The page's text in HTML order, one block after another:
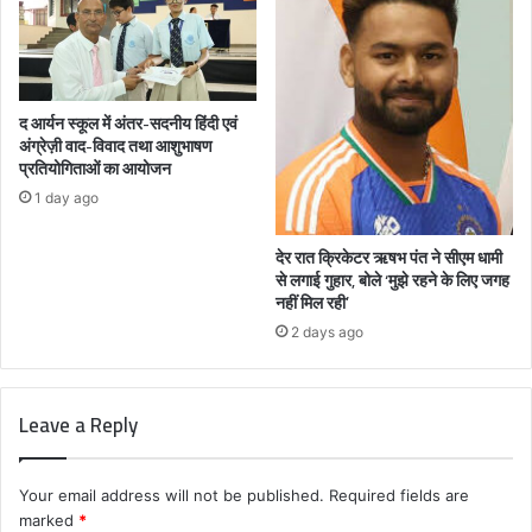
द आर्यन स्कूल में अंतर-सदनीय हिंदी एवं
अंग्रेज़ी वाद-विवाद तथा आशुभाषण
प्रतियोगिताओं का आयोजन
1 day ago
देर रात क्रिकेटर ऋषभ पंत ने सीएम धामी
से लगाई गुहार, बोले ‘मुझे रहने के लिए जगह
नहीं मिल रही’
2 days ago
Leave a Reply
Your email address will not be published. Required fields are
marked *